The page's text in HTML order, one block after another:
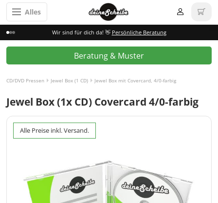
Alles
Wir sind für dich da! 👋 Persönliche Beratung
Beratung & Muster
CD/DVD Pressen Jewel Box (1 CD) Jewel Box mit Covercard, 4/0-farbig
Jewel Box (1x CD) Covercard 4/0-farbig
Alle Preise inkl. Versand.